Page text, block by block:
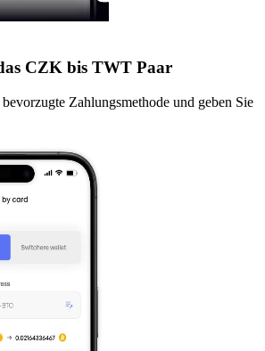
CZK bis TWT Paar
Zahlungsmethode und geben Sie